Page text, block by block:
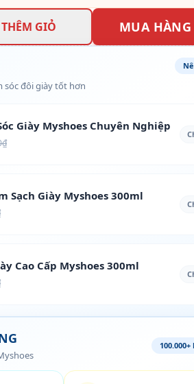
THÊM GIỎ MUA HÀNG
sóc đôi giày tốt hơn
Giày Myshoes Chuyên Nghiệp
Sạch Giày Myshoes 300ml
Cao Cấp Myshoes 300ml